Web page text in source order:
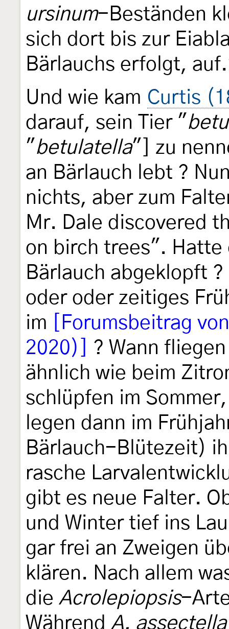
ursinum-Beständen
sich dort bis zur
Bärlauchs erfolgt,
Und wie kam Curtis
darauf, sein Tier "
"betulatella"] zu
an Bärlauch lebt ?
nichts, aber zum
Mr. Dale discovered
on birch trees". Hatte
Bärlauch abgeklopft
oder oder zeitiges
im
[Forumsbeitrag
2020)]
? Wann
ähnlich wie beim
schlüpfen im
legen dann im
Bärlauch-Blütezeit)
rasche
gibt es neue Falter.
und Winter tief ins
gar frei an Zweigen
klären. Nach allem
die Acrolepiopsis-
Während A. assectella